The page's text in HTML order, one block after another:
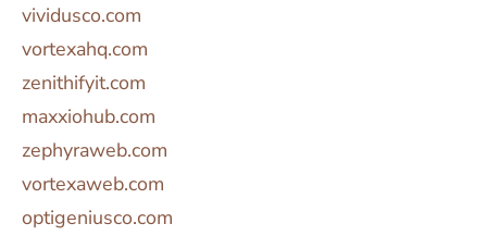
vividusco.com
vortexahq.com
zenithifyit.com
maxxiohub.com
zephyraweb.com
vortexaweb.com
optigeniusco.com